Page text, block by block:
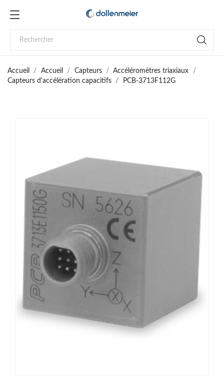
Accueil Accueil Capteurs
Accéléromètres triaxiaux
Capteurs d'accélération capacitifs
PCB-3713F112G